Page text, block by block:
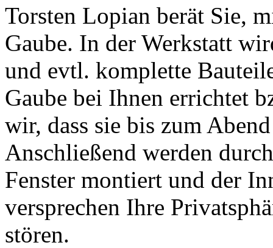
Torsten Lopian berät Sie,
Gaube. In der Werkstatt
und evtl. komplette
Gaube bei Ihnen errichtet
wir, dass sie bis zum
Anschließend werden
Fenster montiert und der
versprechen Ihre
stören.